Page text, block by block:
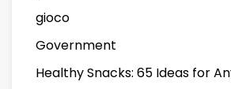
gioco
Government
Healthy Snacks: 65 Ideas for